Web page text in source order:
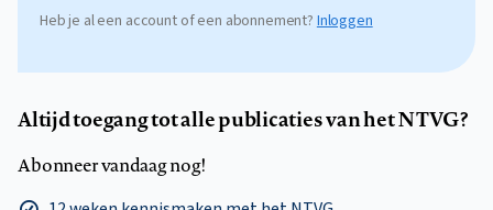
Heb je al een account of een abonnement? Inloggen
Altijd toegang tot alle publicaties van het NTVG?
Abonneer vandaag nog!